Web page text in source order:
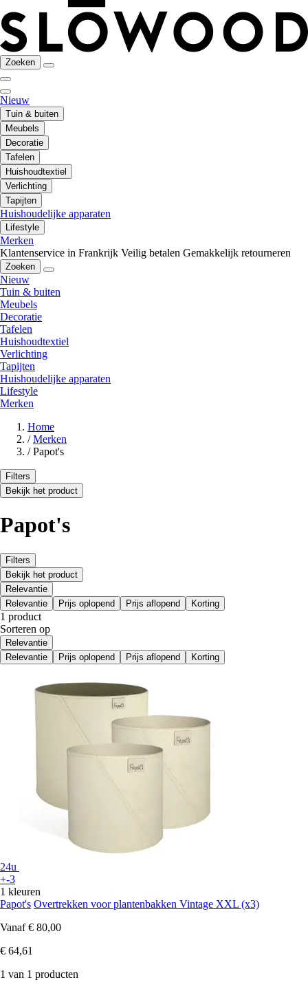
Zoeken
Nieuw
Tuin & buiten
Meubels
Decoratie
Tafelen
Huishoudtextiel
Verlichting
Tapijten
Huishoudelijke apparaten
Lifestyle
Merken
Klantenservice in Frankrijk Veilig betalen Gemakkelijk retourneren
Zoeken
Nieuw
Tuin & buiten
Meubels
Decoratie
Tafelen
Huishoudtextiel
Verlichting
Tapijten
Huishoudelijke apparaten
Lifestyle
Merken
Home
/ Merken
/ Papot's
Filters
Bekijk het product
Papot's
Filters
Bekijk het product
Relevantie
Relevantie
Prijs oplopend Prijs aflopend Korting
1 product
Sorteren op
Relevantie
Relevantie
Prijs oplopend Prijs aflopend Korting
24u
+-3
1 kleuren
Papot's Overtrekken voor plantenbakken Vintage XXL (x3)
Vanaf € 80,00
€ 64,61
1 van 1 producten